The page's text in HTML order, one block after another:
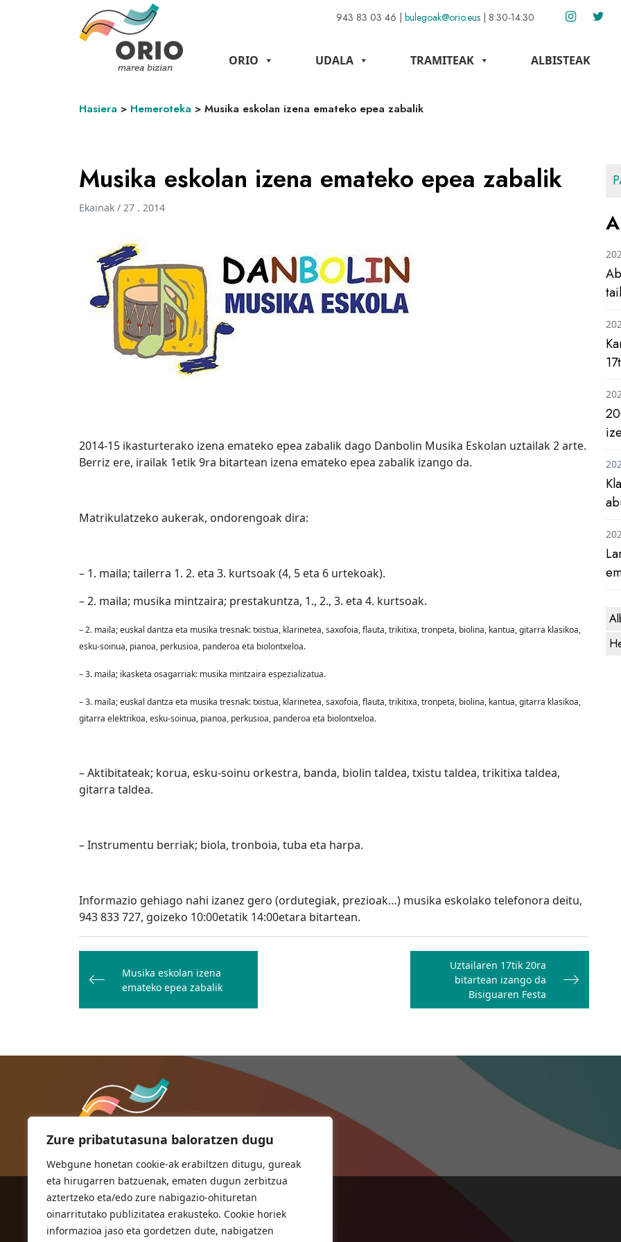
Zure pribatutasuna baloratzen dugu
Webgune honetan cookie-ak erabiltzen ditugu, gureak
eta hirugarren batzuenak, ematen dugun zerbitzua
aztertzeko eta/edo zure nabigazio-ohituretan
oinarritutako publizitatea erakusteko. Cookie horiek
informazioa jaso eta gordetzen dute, nabigatzen
943 83 03 46 | bulegoak@orio.eus | 8:30-14:30
ORIO UDALA TRAMITEAK ALBISTEAK
Hasiera > Hemeroteka > Musika eskolan izena emateko epea zabalik
Musika eskolan izena emateko epea zabalik
Ekainak / 27 . 2014
2014-15 ikasturterako izena emateko epea zabalik dago Danbolin Musika Eskolan uztailak 2 arte.
Berriz ere, irailak 1etik 9ra bitartean izena emateko epea zabalik izango da.
Matrikulatzeko aukerak, ondorengoak dira:
– 1. maila; tailerra 1. 2. eta 3. kurtsoak (4, 5 eta 6 urtekoak).
– 2. maila; musika mintzaira; prestakuntza, 1., 2., 3. eta 4. kurtsoak.
– 2. maila; euskal dantza eta musika tresnak: txistua, klarinetea, saxofoia, flauta, trikitixa, tronpeta, biolina, kantua, gitarra klasikoa,
esku-soinua, pianoa, perkusioa, panderoa eta biolontxeloa.
– 3. maila; ikasketa osagarriak: musika mintzaira espezializatua.
– 3. maila; euskal dantza eta musika tresnak: txistua, klarinetea, saxofoia, flauta, trikitixa, tronpeta, biolina, kantua, gitarra klasikoa,
gitarra elektrikoa, esku-soinua, pianoa, perkusioa, panderoa eta biolontxeloa.
– Aktibitateak; korua, esku-soinu orkestra, banda, biolin taldea, txistu taldea, trikitixa taldea,
gitarra taldea.
– Instrumentu berriak; biola, tronboia, tuba eta harpa.
Informazio gehiago nahi izanez gero (ordutegiak, prezioak…) musika eskolako telefonora deitu,
943 833 727, goizeko 10:00etatik 14:00etara bitartean.
Bidalketetan
zehar
nabigatu
Musika eskolan izena
emateko epea zabalik
Uztailaren 17tik 20ra
bitartean izango da
Bisiguaren Festa
ORIOKO UDALA
Herriko plaza,1
20810 Orio (Gipuzkoa)